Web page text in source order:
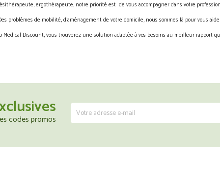
ergothérapeute, notre priorité est de vous accompagner dans votre
problèmes de mobilité, d’aménagement de votre domicile, nous sommes là pour vous
Medical Discount, vous trouverez une solution adaptée à vos besoins au meilleur rapport
codes promos